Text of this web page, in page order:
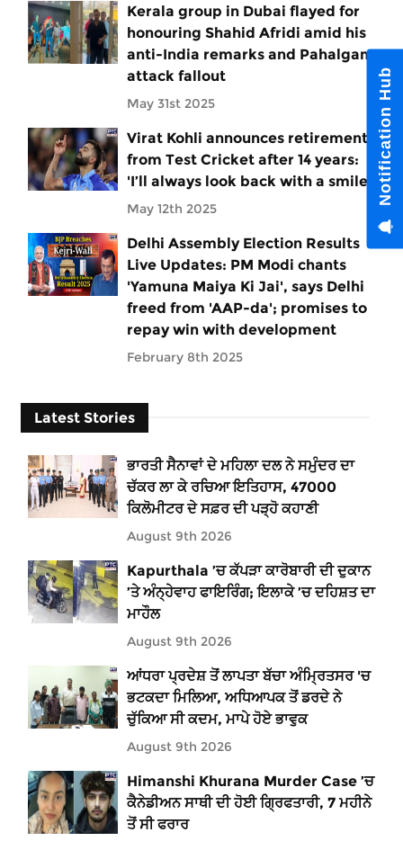
Kerala group in Dubai flayed for
honouring Shahid Afridi amid his
anti-India remarks and Pahalgam
attack fallout
May 31st 2025
Virat Kohli announces retirement
from Test Cricket after 14 years:
'I’ll always look back with a smile'
May 12th 2025
Delhi Assembly Election Results
Live Updates: PM Modi chants
'Yamuna Maiya Ki Jai', says Delhi
freed from 'AAP-da'; promises to
repay win with development
February 8th 2025
Latest Stories
ਭਾਰਤੀ ਸੈਨਾਵਾਂ ਦੇ ਮਹਿਲਾ ਦਲ ਨੇ ਸਮੁੰਦਰ ਦਾ
ਚੱਕਰ ਲਾ ਕੇ ਰਚਿਆ ਇਤਿਹਾਸ, 47000
ਕਿਲੋਮੀਟਰ ਦੇ ਸਫ਼ਰ ਦੀ ਪੜ੍ਹੋ ਕਹਾਣੀ
August 9th 2026
Kapurthala ’ਚ ਕੱਪੜਾ ਕਾਰੋਬਾਰੀ ਦੀ ਦੁਕਾਨ
’ਤੇ ਅੰਨ੍ਹੇਵਾਹ ਫਾਇਰਿੰਗ; ਇਲਾਕੇ ’ਚ ਦਹਿਸ਼ਤ ਦਾ
ਮਾਹੌਲ
August 9th 2026
ਆਂਧਰਾ ਪ੍ਰਦੇਸ਼ ਤੋਂ ਲਾਪਤਾ ਬੱਚਾ ਅੰਮ੍ਰਿਤਸਰ 'ਚ
ਭਟਕਦਾ ਮਿਲਿਆ, ਅਧਿਆਪਕ ਤੋਂ ਡਰਦੇ ਨੇ
ਚੁੱਕਿਆ ਸੀ ਕਦਮ, ਮਾਪੇ ਹੋਏ ਭਾਵੁਕ
August 9th 2026
Himanshi Khurana Murder Case ’ਚ
ਕੈਨੇਡੀਅਨ ਸਾਥੀ ਦੀ ਹੋਈ ਗ੍ਰਿਫਤਾਰੀ, 7 ਮਹੀਨੇ
ਤੋਂ ਸੀ ਫਰਾਰ
Notification Hub